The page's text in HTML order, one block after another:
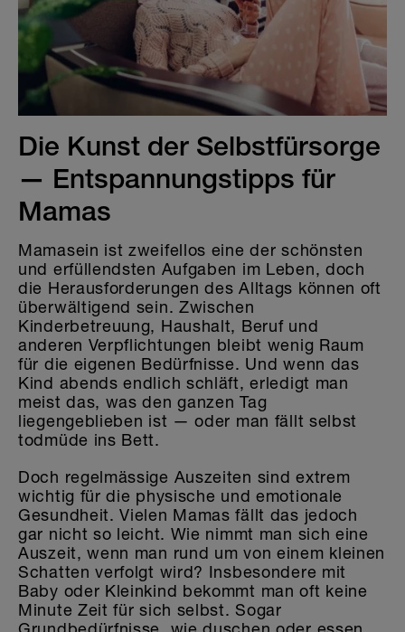
Die Welt der Sticker
Die Kunst der Selbstfürsorge
— Entspannungstipps für
Mamas
Mamasein ist zweifellos eine der schönsten
und erfüllendsten Aufgaben im Leben, doch
die Herausforderungen des Alltags können oft
überwältigend sein. Zwischen
Kinderbetreuung, Haushalt, Beruf und
anderen Verpflichtungen bleibt wenig Raum
für die eigenen Bedürfnisse. Und wenn das
Kind abends endlich schläft, erledigt man
meist das, was den ganzen Tag
liegengeblieben ist — oder man fällt selbst
todmüde ins Bett.
Doch regelmässige Auszeiten sind extrem
wichtig für die physische und emotionale
Gesundheit. Vielen Mamas fällt das jedoch
gar nicht so leicht. Wie nimmt man sich eine
Auszeit, wenn man rund um von einem kleinen
Schatten verfolgt wird? Insbesondere mit
Baby oder Kleinkind bekommt man oft keine
Minute Zeit für sich selbst. Sogar